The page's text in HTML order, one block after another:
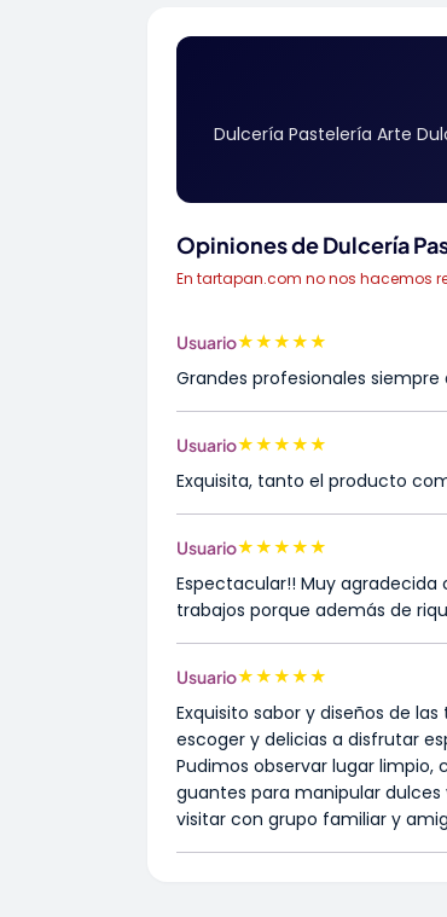
Dulcería Pastelería Arte
Opiniones de Dulcería
En tartapan.com no nos hacemos
Usuario★★★★★
Grandes profesionales
Usuario★★★★★
Exquisita, tanto el producto
Usuario★★★★★
Espectacular!! Muy
trabajos porque además de
Usuario★★★★★
Exquisito sabor y diseños de
escoger y delicias a disfrutar
Pudimos observar lugar limpio,
guantes para manipular
visitar con grupo familiar y